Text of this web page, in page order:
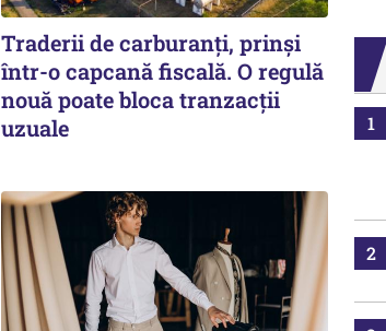
Traderii de carburanți, prinși
într-o capcană fiscală. O regulă
nouă poate bloca tranzacții
uzuale